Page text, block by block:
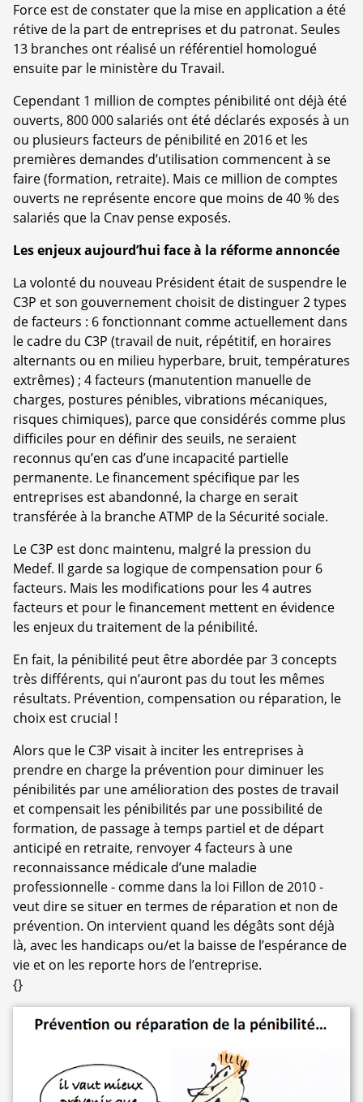
Force est de constater que la mise en application a été
rétive de la part de entreprises et du patronat. Seules
13 branches ont réalisé un référentiel homologué
ensuite par le ministère du Travail.
Cependant 1 million de comptes pénibilité ont déjà été
ouverts, 800 000 salariés ont été déclarés exposés à un
ou plusieurs facteurs de pénibilité en 2016 et les
premières demandes d’utilisation commencent à se
faire (formation, retraite). Mais ce million de comptes
ouverts ne représente encore que moins de 40 % des
salariés que la Cnav pense exposés.
Les enjeux aujourd’hui face à la réforme annoncée
La volonté du nouveau Président était de suspendre le
C3P et son gouvernement choisit de distinguer 2 types
de facteurs : 6 fonctionnant comme actuellement dans
le cadre du C3P (travail de nuit, répétitif, en horaires
alternants ou en milieu hyperbare, bruit, températures
extrêmes) ; 4 facteurs (manutention manuelle de
charges, postures pénibles, vibrations mécaniques,
risques chimiques), parce que considérés comme plus
difficiles pour en définir des seuils, ne seraient
reconnus qu’en cas d’une incapacité partielle
permanente. Le financement spécifique par les
entreprises est abandonné, la charge en serait
transférée à la branche ATMP de la Sécurité sociale.
Le C3P est donc maintenu, malgré la pression du
Medef. Il garde sa logique de compensation pour 6
facteurs. Mais les modifications pour les 4 autres
facteurs et pour le financement mettent en évidence
les enjeux du traitement de la pénibilité.
En fait, la pénibilité peut être abordée par 3 concepts
très différents, qui n’auront pas du tout les mêmes
résultats. Prévention, compensation ou réparation, le
choix est crucial !
Alors que le C3P visait à inciter les entreprises à
prendre en charge la prévention pour diminuer les
pénibilités par une amélioration des postes de travail
et compensait les pénibilités par une possibilité de
formation, de passage à temps partiel et de départ
anticipé en retraite, renvoyer 4 facteurs à une
reconnaissance médicale d’une maladie
professionnelle - comme dans la loi Fillon de 2010 -
veut dire se situer en termes de réparation et non de
prévention. On intervient quand les dégâts sont déjà
là, avec les handicaps ou/et la baisse de l’espérance de
vie et on les reporte hors de l’entreprise.
{}